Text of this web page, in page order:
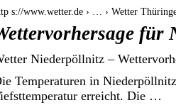
s://www.wetter.de › … › Wetter
für
Niederpöllnitz –
Temperaturen in
erreicht. Die …